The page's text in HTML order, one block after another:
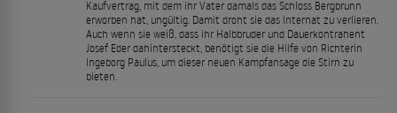
Kaufvertrag, mit dem ihr Vater damals das Schloss Bergbrunn
erworben hat, ungültig. Damit droht sie das Internat zu verlieren.
Auch wenn sie weiß, dass ihr Halbbruder und Dauerkontrahent
Josef Eder dahintersteckt, benötigt sie die Hilfe von Richterin
Ingeborg Paulus, um dieser neuen Kampfansage die Stirn zu
bieten.